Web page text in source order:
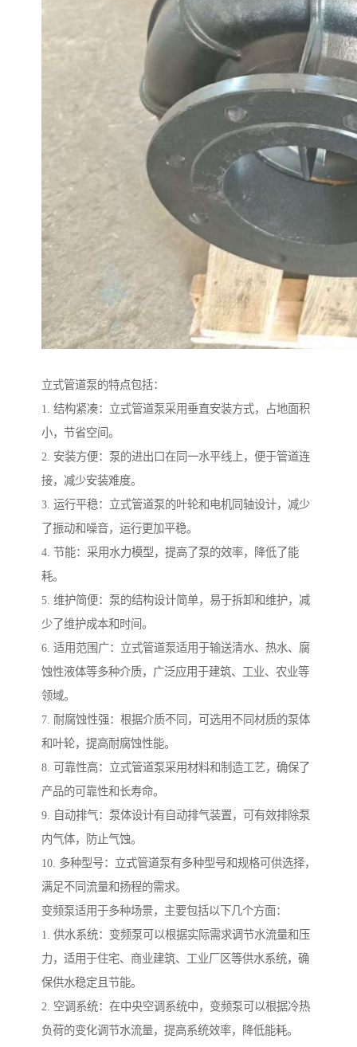
立式管道泵的特点包括：
1. 结构紧凑：立式管道泵采用垂直安装方式，占地面积
小，节省空间。
2. 安装方便：泵的进出口在同一水平线上，便于管道连
接，减少安装难度。
3. 运行平稳：立式管道泵的叶轮和电机同轴设计，减少
了振动和噪音，运行更加平稳。
4. 节能：采用水力模型，提高了泵的效率，降低了能
耗。
5. 维护简便：泵的结构设计简单，易于拆卸和维护，减
少了维护成本和时间。
6. 适用范围广：立式管道泵适用于输送清水、热水、腐
蚀性液体等多种介质，广泛应用于建筑、工业、农业等
领域。
7. 耐腐蚀性强：根据介质不同，可选用不同材质的泵体
和叶轮，提高耐腐蚀性能。
8. 可靠性高：立式管道泵采用材料和制造工艺，确保了
产品的可靠性和长寿命。
9. 自动排气：泵体设计有自动排气装置，可有效排除泵
内气体，防止气蚀。
10. 多种型号：立式管道泵有多种型号和规格可供选择，
满足不同流量和扬程的需求。
变频泵适用于多种场景，主要包括以下几个方面：
1. 供水系统：变频泵可以根据实际需求调节水流量和压
力，适用于住宅、商业建筑、工业厂区等供水系统，确
保供水稳定且节能。
2. 空调系统：在中央空调系统中，变频泵可以根据冷热
负荷的变化调节水流量，提高系统效率，降低能耗。